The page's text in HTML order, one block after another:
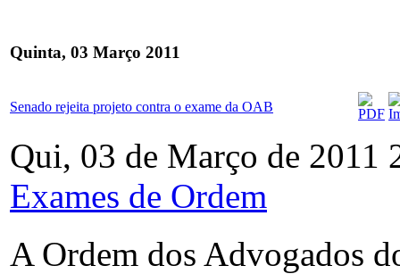
Quinta, 03 Março 2011
Senado rejeita projeto contra o exame da OAB
Qui, 03 de Março de 2011
Exames de Ordem
A Ordem dos Advogados